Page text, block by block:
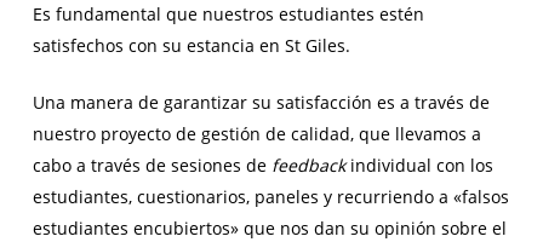
Es fundamental que nuestros estudiantes estén
satisfechos con su estancia en St Giles.
Una manera de garantizar su satisfacción es a través de
nuestro proyecto de gestión de calidad, que llevamos a
cabo a través de sesiones de feedbackindividual con los
estudiantes, cuestionarios, paneles y recurriendo a «falsos
estudiantes encubiertos» que nos dan su opinión sobre el